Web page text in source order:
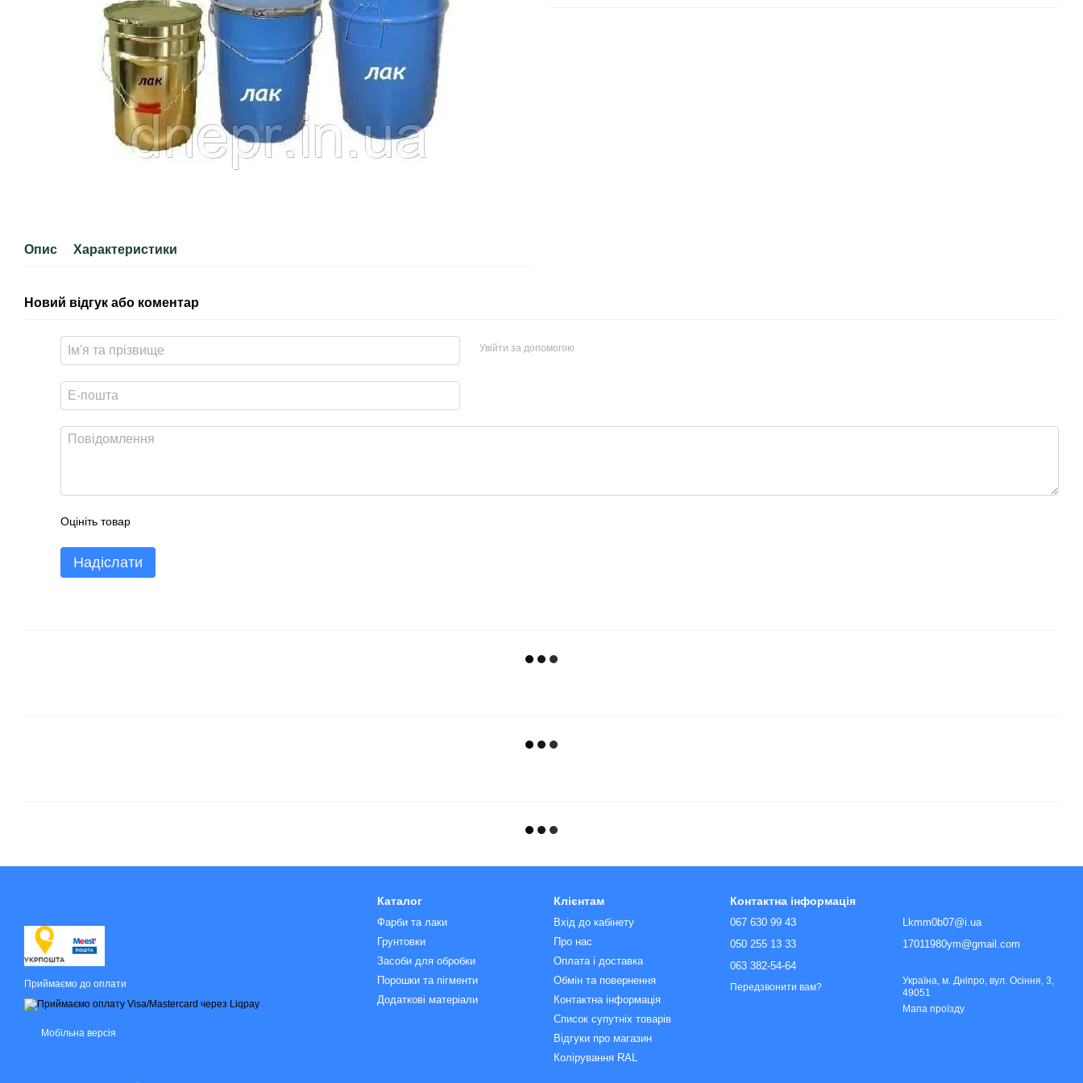
Опис Характеристики
Новий відгук або коментар
Увійти за допомогою
Оцініть товар
Надіслати
Приймаємо до оплати
Мобільна версія
Каталог
Фарби та лаки
Грунтовки
Засоби для обробки
Порошки та пігменти
Додаткові матеріали
Клієнтам
Вхід до кабінету
Про нас
Оплата і доставка
Обмін та повернення
Контактна інформація
Список супутніх товарів
Відгуки про магазин
Колірування RAL
Контактна інформація
067 630 99 43
050 255 13 33
063 382-54-64
Передзвонити вам?
Lkmm0b07@i.ua
17011980ym@gmail.com
Україна, м. Дніпро, вул. Осіння, 3,
49051
Мапа проїзду